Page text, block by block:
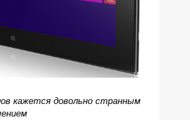
кажется довольно странным